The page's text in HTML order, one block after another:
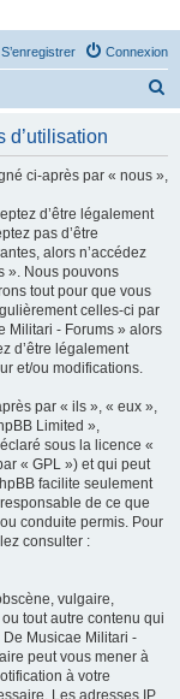
Connexion
S’enregistrer
d’utilisation
ci-après par « nous »,
d’être légalement
pas d’être
alors n’accédez
». Nous pouvons
tout pour que vous
celles-ci par
Militari - Forums » alors
d’être légalement
et/ou modifications.
par « ils », « eux »,
Limited »,
sous la licence «
« GPL ») et qui peut
facilite seulement
de ce que
conduite permis. Pour
consulter :
vulgaire,
tout autre contenu qui
Musicae Militari -
peut vous mener à
à votre
Les adresses IP